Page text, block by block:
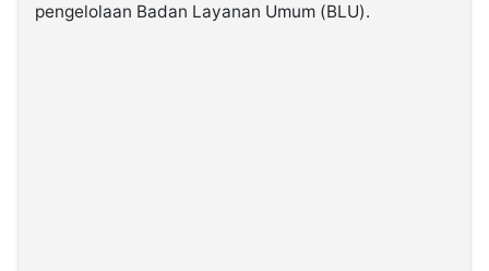
pengelolaan Badan Layanan Umum (BLU).